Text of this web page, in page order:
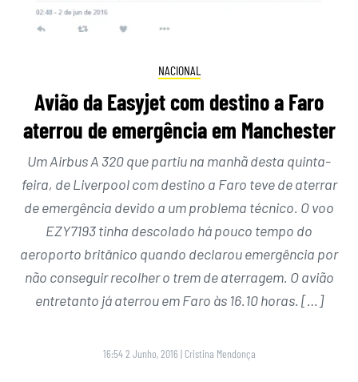
NACIONAL
Avião da Easyjet com destino a Faro
aterrou de emergência em Manchester
Um Airbus A 320 que partiu na manhã desta quinta-
feira, de Liverpool com destino a Faro teve de aterrar
de emergência devido a um problema técnico. O voo
EZY7193 tinha descolado há pouco tempo do
aeroporto britânico quando declarou emergência por
não conseguir recolher o trem de aterragem. O avião
entretanto já aterrou em Faro às 16.10 horas. […]
16:54 2 Junho, 2016 | Cristina Mendonça